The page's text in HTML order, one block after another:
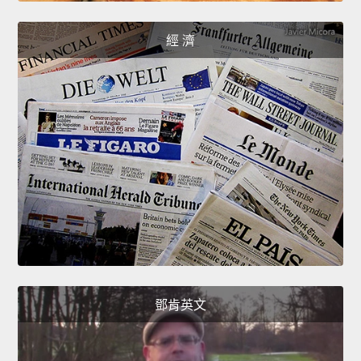
經 濟
鄧肯英文